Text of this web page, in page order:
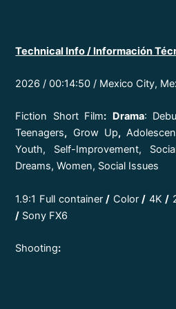
Technical Info / Información
2026 / 00:14:50 / Mexico City,
Fiction Short Film: Drama:
Teenagers, Grow Up,
Youth, Self-Improvement,
Dreams, Women, Social Issues
1.9:1 Full container/ Color/ 4K/
/ Sony FX6
Shooting: